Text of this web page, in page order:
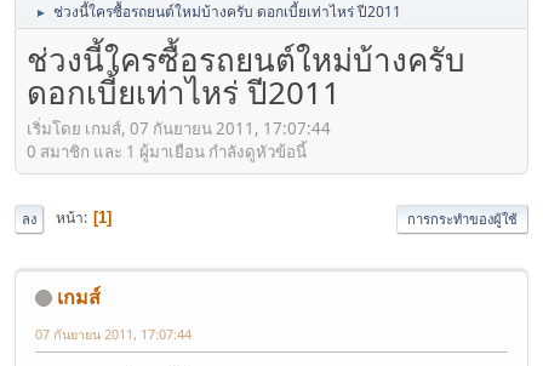
► ช่วงนี้ใครซื้อรถยนต์ใหม่บ้างครับ ดอกเบี้ยเท่าไหร่ ปี2011
ช่วงนี้ใครซื้อรถยนต์ใหม่บ้างครับ
ดอกเบี้ยเท่าไหร่ ปี2011
เริ่มโดย เกมส์, 07 กันยายน 2011, 17:07:44
0 สมาชิก และ 1 ผู้มาเยือน กำลังดูหัวข้อนี้
ลง หน้า 1 การกระทำของผู้ใช้
เกมส์
07 กันยายน 2011, 17:07:44